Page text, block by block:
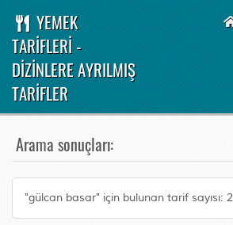
YEMEK
TARİFLERİ -
DİZİNLERE AYRILMIŞ
TARİFLER
Arama sonuçları:
"gülcan basar" için bulunan tarif sayısı: 2